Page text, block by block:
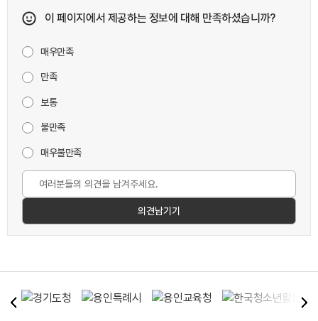
이 페이지에서 제공하는 정보에 대해 만족하셨습니까?
매우만족
만족
보통
불만족
매우불만족